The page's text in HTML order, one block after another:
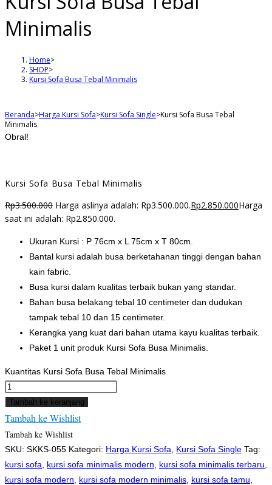
Minimalis
Home>
SHOP>
Kursi Sofa Busa Tebal Minimalis
Beranda>Harga Kursi Sofa>Kursi Sofa Single>Kursi Sofa Busa Tebal
Minimalis
Obral!
Kursi Sofa Busa Tebal Minimalis
Rp3.500.000 Harga aslinya adalah: Rp3.500.000.Rp2.850.000Harga
saat ini adalah: Rp2.850.000.
Ukuran Kursi : P 76cm x L 75cm x T 80cm.
Bantal kursi adalah busa berketahanan tinggi dengan bahan
kain fabric.
Busa kursi dalam kualitas terbaik bukan yang standar.
Bahan busa belakang tebal 10 centimeter dan dudukan
tampak tebal 10 dan 15 centimeter.
Kerangka yang kuat dari bahan utama kayu kualitas terbaik.
Paket 1 unit produk Kursi Sofa Busa Minimalis.
Kuantitas Kursi Sofa Busa Tebal Minimalis
Tambah ke keranjang
Tambah ke Wishlist
Tambah ke Wishlist
SKU: SKKS-055 Kategori: Harga Kursi Sofa Kursi Sofa Single Tag:
kursi sofa
kursi sofa minimalis modern kursi sofa minimalis terbaru
kursi sofa modern
kursi sofa modern minimalis kursi sofa tamu